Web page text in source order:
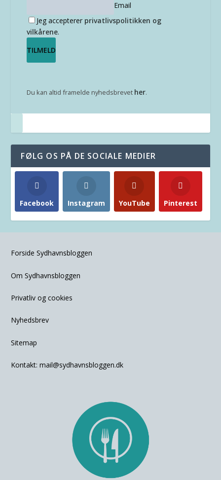
Email
Jeg accepterer privatlivspolitikken og
vilkårene.
Du kan altid framelde nyhedsbrevet her.
FØLG OS PÅ DE SOCIALE MEDIER
Facebook Instagram YouTube Pinterest
Forside Sydhavnsbloggen
Om Sydhavnsbloggen
Privatliv og cookies
Nyhedsbrev
Sitemap
Kontakt:mail@sydhavnsbloggen.dk